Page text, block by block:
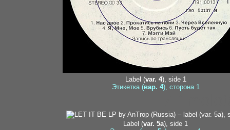
Label (var. 4), side 1
Этикетка (вар. 4), сторона 1
Label (var. 5a), side 1